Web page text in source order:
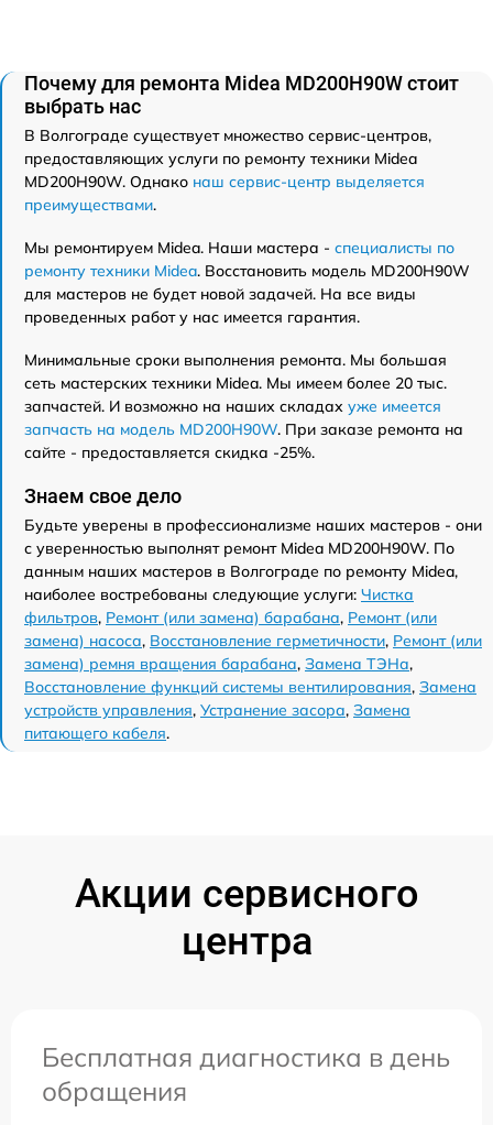
Почему для ремонта Midea MD200H90W стоит
выбрать нас
В Волгограде существует множество сервис-центров,
предоставляющих услуги по ремонту техники Midea
MD200H90W. Однако наш сервис-центр выделяется
преимуществами.
Мы ремонтируем Midea. Наши мастера - специалисты по
ремонту техники Midea. Восстановить модель MD200H90W
для мастеров не будет новой задачей. На все виды
проведенных работ у нас имеется гарантия.
Минимальные сроки выполнения ремонта. Мы большая
сеть мастерских техники Midea. Мы имеем более 20 тыс.
запчастей. И возможно на наших складах уже имеется
запчасть на модель MD200H90W. При заказе ремонта на
сайте - предоставляется скидка -25%.
Знаем свое дело
Будьте уверены в профессионализме наших мастеров - они
с уверенностью выполнят ремонт Midea MD200H90W. По
данным наших мастеров в Волгограде по ремонту Midea,
наиболее востребованы следующие услуги: Чистка
фильтров, Ремонт (или замена) барабана, Ремонт (или
замена) насоса, Восстановление герметичности, Ремонт (или
замена) ремня вращения барабана, Замена ТЭНа,
Восстановление функций системы вентилирования, Замена
устройств управления, Устранение засора, Замена
питающего кабеля.
Акции сервисного
центра
Бесплатная диагностика в день
обращения